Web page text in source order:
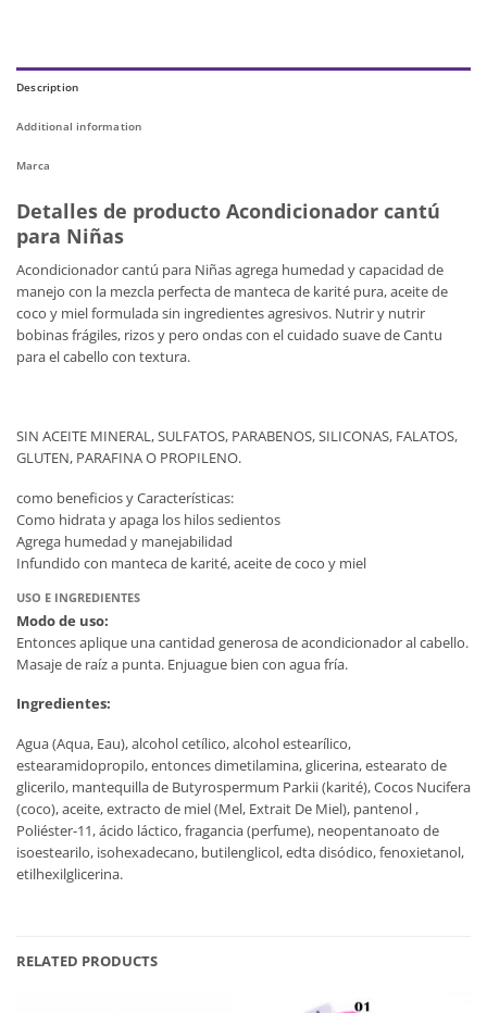
Description
Additional information
Marca
Detalles de producto Acondicionador cantú
para Niñas
Acondicionador cantú para Niñas agrega humedad y capacidad de
manejo con la mezcla perfecta de manteca de karité pura, aceite de
coco y miel formulada sin ingredientes agresivos. Nutrir y nutrir
bobinas frágiles, rizos y pero ondas con el cuidado suave de Cantu
para el cabello con textura.
SIN ACEITE MINERAL, SULFATOS, PARABENOS, SILICONAS, FALATOS,
GLUTEN, PARAFINA O PROPILENO.
como beneficios y Características:
Como hidrata y apaga los hilos sedientos
Agrega humedad y manejabilidad
Infundido con manteca de karité, aceite de coco y miel
USO E INGREDIENTES
Modo de uso:
Entonces aplique una cantidad generosa de acondicionador al cabello.
Masaje de raíz a punta. Enjuague bien con agua fría.
Ingredientes:
Agua (Aqua, Eau), alcohol cetílico, alcohol estearílico,
estearamidopropilo, entonces dimetilamina, glicerina, estearato de
glicerilo, mantequilla de Butyrospermum Parkii (karité), Cocos Nucifera
(coco), aceite, extracto de miel (Mel, Extrait De Miel), pantenol ,
Poliéster-11, ácido láctico, fragancia (perfume), neopentanoato de
isoestearilo, isohexadecano, butilenglicol, edta disódico, fenoxietanol,
etilhexilglicerina.
RELATED PRODUCTS